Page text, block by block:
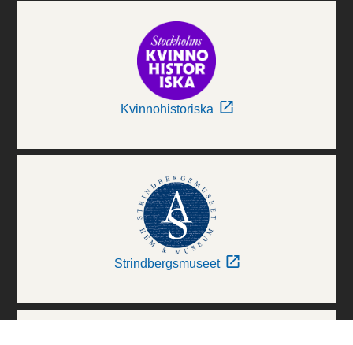
Kvinnohistoriska
Strindbergsmuseet